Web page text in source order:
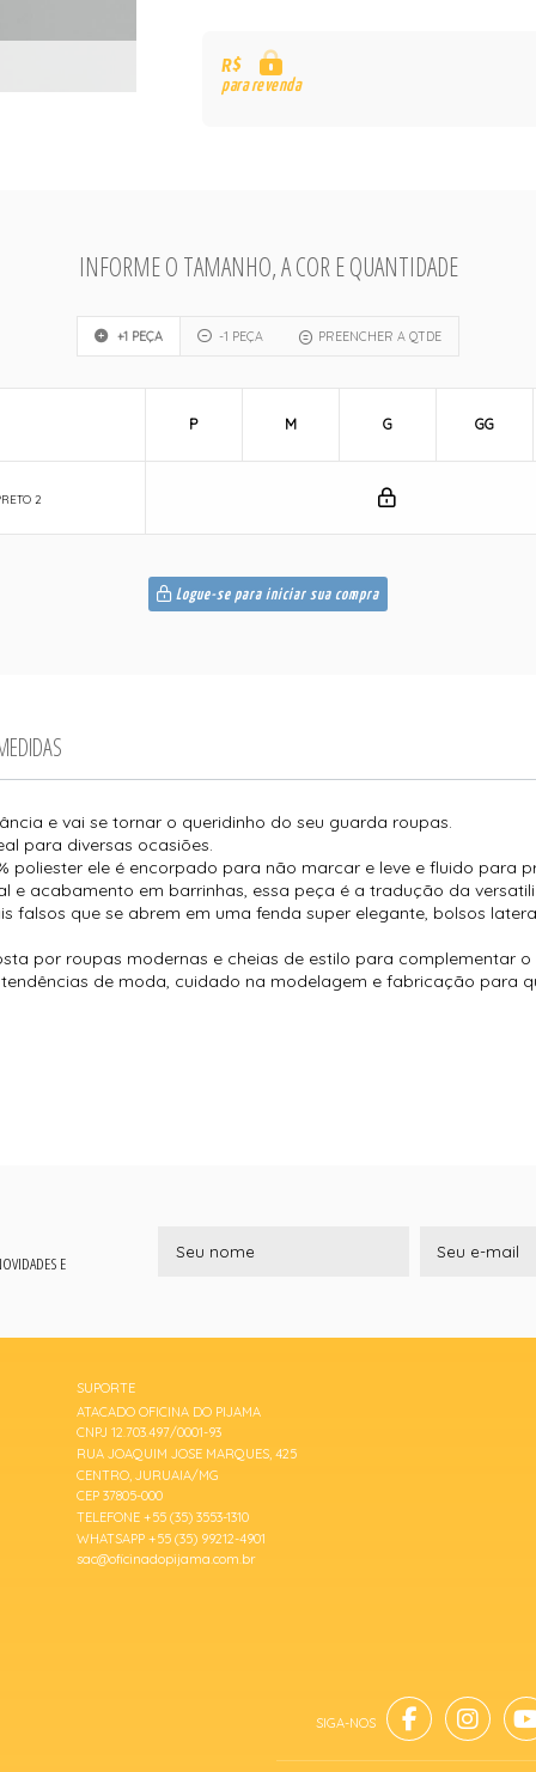
R$
para revenda
INFORME O TAMANHO, A COR E QUANTIDADE
+1 PEÇA -1 PEÇA PREENCHER A QTDE
2
P M G GG
Logue-se para iniciar sua compra
e vai se tornar o queridinho do seu guarda roupas.
para diversas ocasiões.
poliester ele é encorpado para não marcar e leve e fluido para
e acabamento em barrinhas, essa peça é a tradução da
falsos que se abrem em uma fenda super elegante, bolsos
por roupas modernas e cheias de estilo para complementar
de moda, cuidado na modelagem e fabricação para
E
SUPORTE
ATACADO OFICINA DO PIJAMA
CNPJ 12.703.497/0001-93
RUA JOAQUIM JOSE MARQUES, 425
CENTRO, JURUAIA/MG
CEP 37805-000
TELEFONE +55 (35) 3553-1310
WHATSAPP +55 (35) 99212-4901
sac@oficinadopijama.com.br